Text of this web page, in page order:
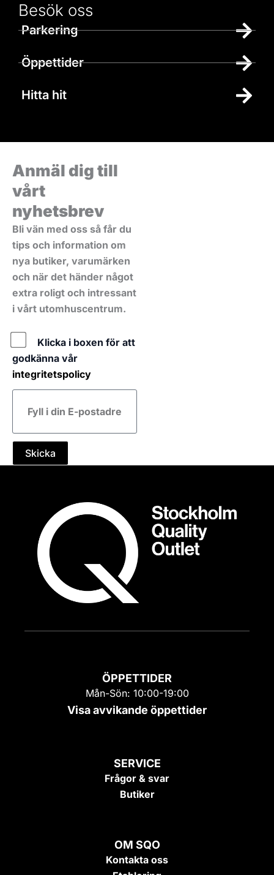
Besök oss
Parkering
Öppettider
Hitta hit
Anmäl dig till
vårt
nyhetsbrev
Bli vän med oss så får du
tips och information om
nya butiker, varumärken
och när det händer något
extra roligt och intressant
i vårt utomhuscentrum.
Klicka i boxen för att
godkänna vår
integritetspolicy
E-
post
Skicka
ÖPPETTIDER
Mån-Sön: 10:00-19:00
Visa avvikande öppettider
SERVICE
Frågor & svar
Butiker
OM SQO
Kontakta oss